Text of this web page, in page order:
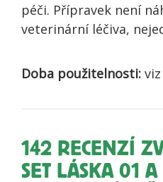
péči. Přípravek není
veterinární léčiva,
Doba použitelnosti:
142 RECENZÍ
SET LÁSKA 01